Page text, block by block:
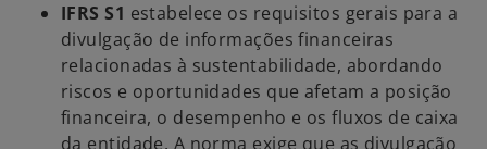
IFRS S1 estabelece os requisitos gerais para a
divulgação de informações financeiras
relacionadas à sustentabilidade, abordando
riscos e oportunidades que afetam a posição
financeira, o desempenho e os fluxos de caixa
da entidade. A norma exige que as divulgação